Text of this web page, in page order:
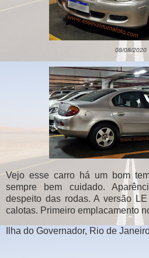
08/08/2020
Vejo esse carro há um bom
sempre bem cuidado.
despeito das rodas. A versão
calotas. Primeiro emplacamento
Ilha do Governador, Rio de